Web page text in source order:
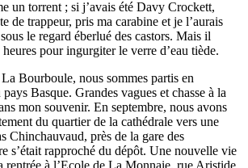
un torrent ; si j’avais été Davy Crockett,
de trappeur, pris ma carabine et je l’aurais
le regard éberlué des castors. Mais il
pour ingurgiter le verre d’eau tiède.
Bourboule, nous sommes partis en
Basque. Grandes vagues et chasse à la
mon souvenir. En septembre, nous avons
du quartier de la cathédrale vers une
Chinchauvaud, près de la gare des
s’était rapproché du dépôt. Une nouvelle vie
rentrée à l’Ecole de La Monnaie, rue Aristide